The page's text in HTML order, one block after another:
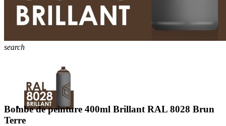
search
Bombe de peinture 400ml Brillant RAL 8028 Brun
Terre